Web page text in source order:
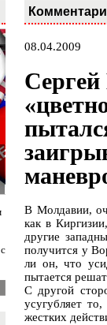
08.04.2009
В Молдавии,
как в
другие
получится у
ли он, что
пытается
С другой
усугубляет
жестких